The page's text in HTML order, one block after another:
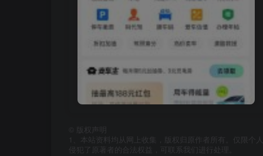
版权声明
1、本站资料均从网上收集，版权归原作者所有。仅限
侵犯了原著者的合法权益，可联系我们进行处理。